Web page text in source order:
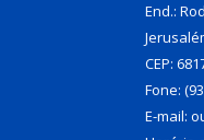
End.:
CEP:
Fone:
E-mail: